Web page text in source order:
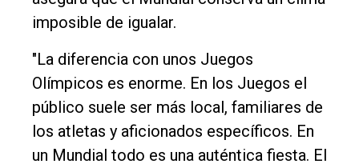
imposible de igualar.
"La diferencia con unos Juegos
Olímpicos es enorme. En los Juegos el
público suele ser más local, familiares de
los atletas y aficionados específicos. En
un Mundial todo es una auténtica fiesta. El